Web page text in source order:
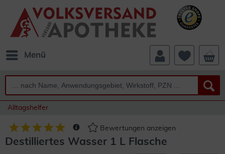
Menü
Alltagshelfer
Bewertungen anzeigen
Destilliertes Wasser 1 L Flasche